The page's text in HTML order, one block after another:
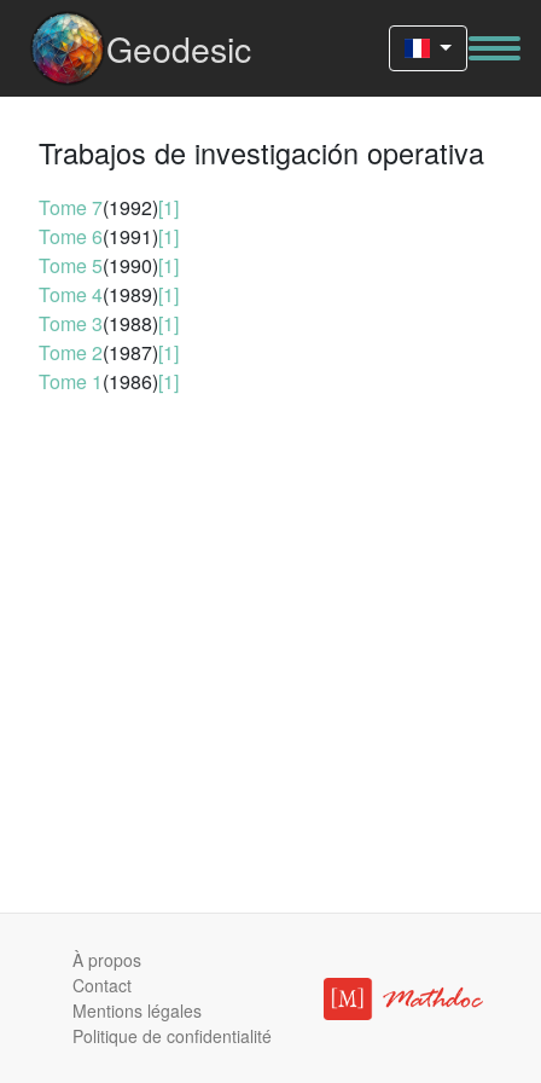
Geodesic
Trabajos de investigación operativa
Tome 7(1992)[1]
Tome 6(1991)[1]
Tome 5(1990)[1]
Tome 4(1989)[1]
Tome 3(1988)[1]
Tome 2(1987)[1]
Tome 1(1986)[1]
À propos
Contact
Mentions légales
Politique de confidentialité